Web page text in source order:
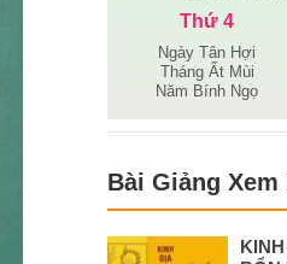
Thứ 4
Ngày Tân Hợi
Tháng Ất Mùi
Năm Bính Ngọ
Bài Giảng Xem